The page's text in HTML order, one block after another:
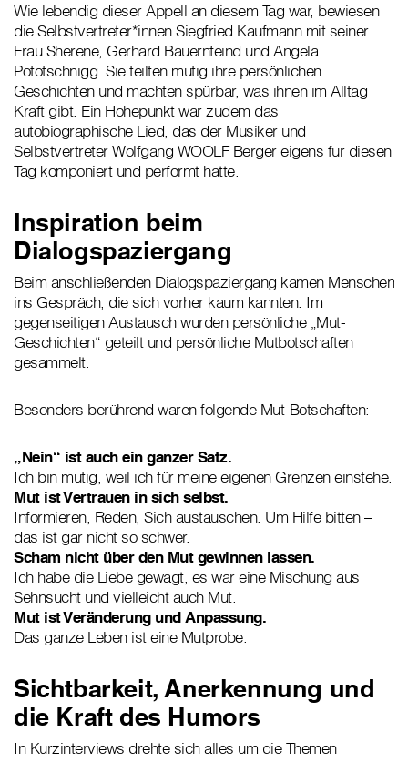
Wie lebendig dieser Appell an diesem Tag war, bewiesen
die Selbstvertreter*innen Siegfried Kaufmann mit seiner
Frau Sherene, Gerhard Bauernfeind und Angela
Pototschnigg. Sie teilten mutig ihre persönlichen
Geschichten und machten spürbar, was ihnen im Alltag
Kraft gibt. Ein Höhepunkt war zudem das
autobiographische Lied, das der Musiker und
Selbstvertreter Wolfgang WOOLF Berger eigens für diesen
Tag komponiert und performt hatte.
Inspiration beim
Dialogspaziergang
Beim anschließenden Dialogspaziergang kamen Menschen
ins Gespräch, die sich vorher kaum kannten. Im
gegenseitigen Austausch wurden persönliche „Mut-
Geschichten“ geteilt und persönliche Mutbotschaften
gesammelt.
Besonders berührend waren folgende Mut-Botschaften:
„Nein“ ist auch ein ganzer Satz.
Ich bin mutig, weil ich für meine eigenen Grenzen einstehe.
Mut ist Vertrauen in sich selbst.
Informieren, Reden, Sich austauschen. Um Hilfe bitten –
das ist gar nicht so schwer.
Scham nicht über den Mut gewinnen lassen.
Ich habe die Liebe gewagt, es war eine Mischung aus
Sehnsucht und vielleicht auch Mut.
Mut ist Veränderung und Anpassung.
Das ganze Leben ist eine Mutprobe.
Sichtbarkeit, Anerkennung und
die Kraft des Humors
In Kurzinterviews drehte sich alles um die Themen